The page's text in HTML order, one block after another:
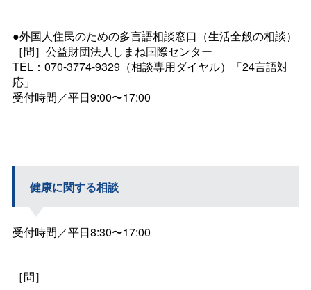
●外国人住民のための多言語相談窓口（生活全般の相談）
［問］公益財団法人しまね国際センター
TEL：070-3774-9329（相談専用ダイヤル）「24言語対
応」
受付時間／平日9:00〜17:00
健康に関する相談
受付時間／平日8:30〜17:00
［問］